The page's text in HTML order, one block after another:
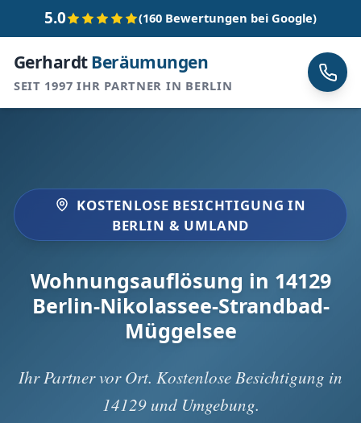
5.0 (160 Bewertungen bei Google)
GerhardtBeräumungen
SEIT 1997 IHR PARTNER IN BERLIN
KOSTENLOSE BESICHTIGUNG IN
BERLIN & UMLAND
Wohnungsauflösung in 14129
Berlin-Nikolassee-Strandbad-
Müggelsee
Ihr Partner vor Ort. Kostenlose Besichtigung in
14129 und Umgebung.